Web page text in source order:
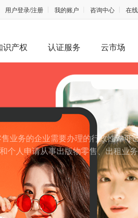
用户登录/注册 我的账户 咨询中心 在
识产权 认证服务 云市场
业务的企业需要办理的行政性许可
个人申请从事出版物零售、出租业